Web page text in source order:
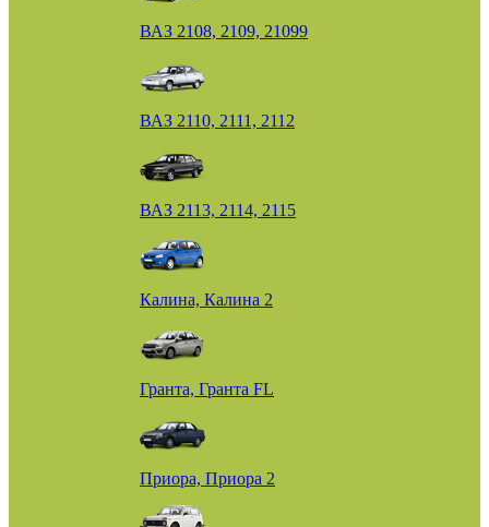
ВАЗ 2108, 2109, 21099
ВАЗ 2110, 2111, 2112
ВАЗ 2113, 2114, 2115
Калина, Калина 2
Гранта, Гранта FL
Приора, Приора 2